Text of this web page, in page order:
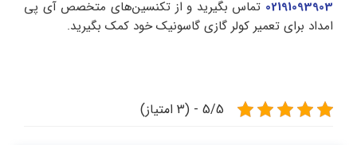
02191093903 تماس بگیرید و از تکنسین‌های متخصص آی پی
امداد برای تعمیر کولر گازی گاسونیک خود کمک بگیرید.
5/5 - (3 امتیاز)